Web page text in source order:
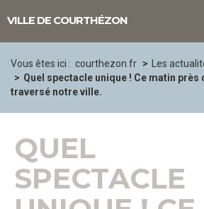
VILLE DE COURTHÉZON
Vous êtes ici : courthezon.fr
Les
Quel spectacle unique ! Ce matin près
traversé notre ville.
QUEL
SPECTACLE